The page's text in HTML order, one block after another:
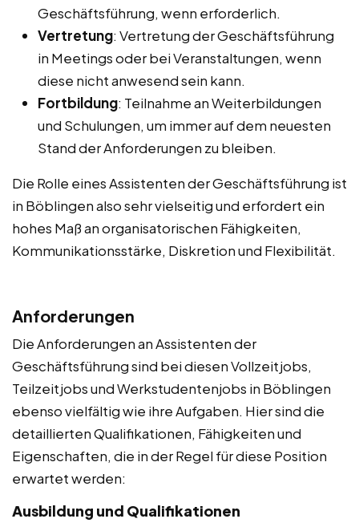
Geschäftsführung, wenn erforderlich.
Vertretung: Vertretung der Geschäftsführung
in Meetings oder bei Veranstaltungen, wenn
diese nicht anwesend sein kann.
Fortbildung: Teilnahme an Weiterbildungen
und Schulungen, um immer auf dem neuesten
Stand der Anforderungen zu bleiben.
Die Rolle eines Assistenten der Geschäftsführung ist
in Böblingen also sehr vielseitig und erfordert ein
hohes Maß an organisatorischen Fähigkeiten,
Kommunikationsstärke, Diskretion und Flexibilität.
Anforderungen
Die Anforderungen an Assistenten der
Geschäftsführung sind bei diesen Vollzeitjobs,
Teilzeitjobs und Werkstudentenjobs in Böblingen
ebenso vielfältig wie ihre Aufgaben. Hier sind die
detaillierten Qualifikationen, Fähigkeiten und
Eigenschaften, die in der Regel für diese Position
erwartet werden:
Ausbildung und Qualifikationen